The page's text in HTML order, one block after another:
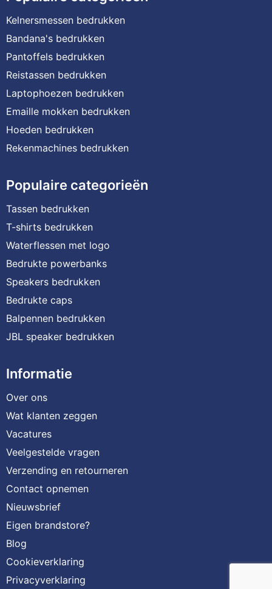
Kelnersmessen bedrukken
Bandana's bedrukken
Pantoffels bedrukken
Reistassen bedrukken
Laptophoezen bedrukken
Emaille mokken bedrukken
Hoeden bedrukken
Rekenmachines bedrukken
Populaire categorieën
Tassen bedrukken
T-shirts bedrukken
Waterflessen met logo
Bedrukte powerbanks
Speakers bedrukken
Bedrukte caps
Balpennen bedrukken
JBL speaker bedrukken
Informatie
Over ons
Wat klanten zeggen
Vacatures
Veelgestelde vragen
Verzending en retourneren
Contact opnemen
Nieuwsbrief
Eigen brandstore?
Blog
Cookieverklaring
Privacyverklaring